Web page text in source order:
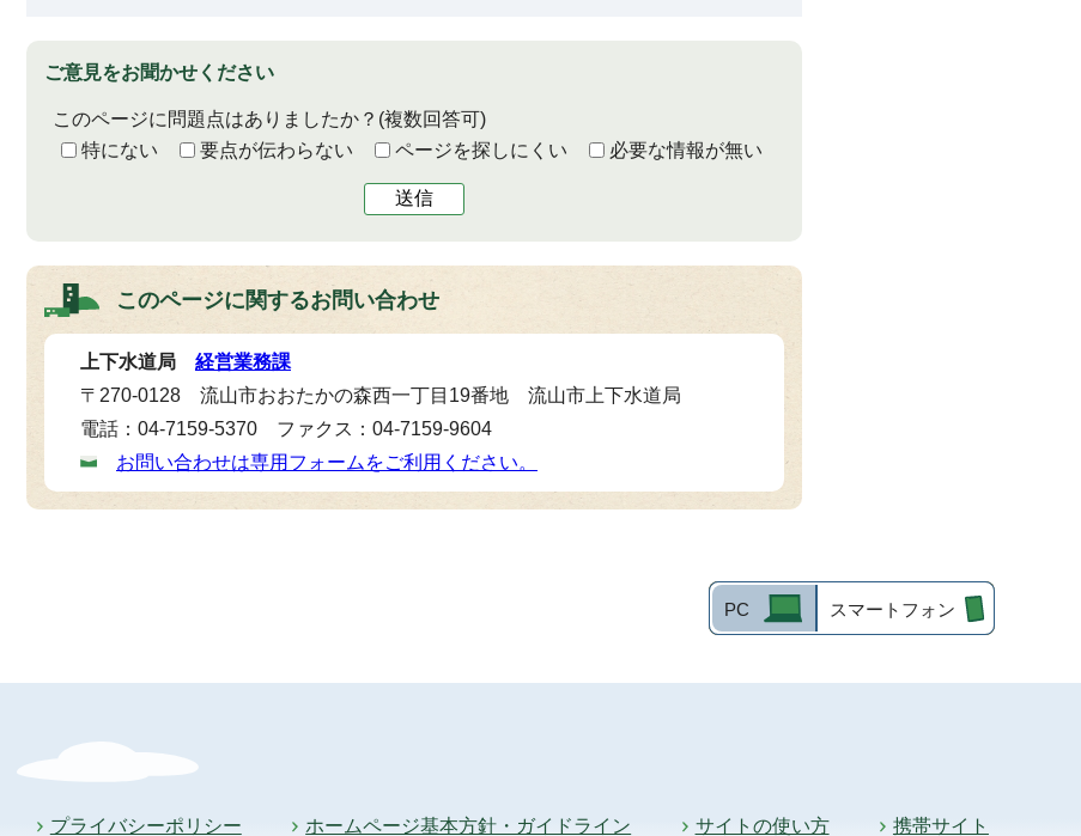
ご意見をお聞かせください
このページに問題点はありましたか？ (複数回答可)
特にない
要点が伝わらない ページを探しにくい 必要な情報が無い
送信
このページに関するお問い合わせ
上下水道局 経営業務課
〒270-0128 流山市おおたかの森西一丁目19番地 流山市上下水道局
電話：04-7159-5370 ファクス：04-7159-9604
お問い合わせは専用フォームをご利用ください。
PC スマートフォン
プライバシーポリシー ホームページ基本方針・ガイドライン サイトの使い方 携帯サイト